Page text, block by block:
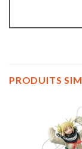
PRODUITS